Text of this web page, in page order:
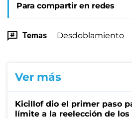
Para compartir en redes
Temas Desdoblamiento
Ver más
Kicillof dio el primer paso
límite a la reelección de